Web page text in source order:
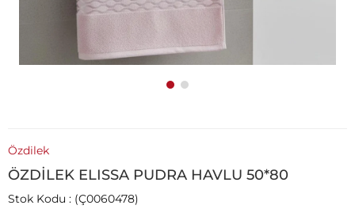
Özdilek
ÖZDİLEK ELISSA PUDRA HAVLU 50*80
Stok Kodu (Ç0060478)